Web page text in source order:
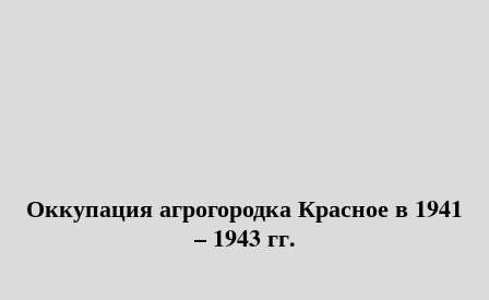
Оккупация агрогородка Красное в 1941
– 1943 гг.